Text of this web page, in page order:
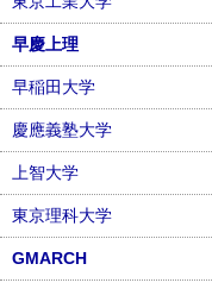
早慶上理
早稲田大学
慶應義塾大学
上智大学
東京理科大学
GMARCH